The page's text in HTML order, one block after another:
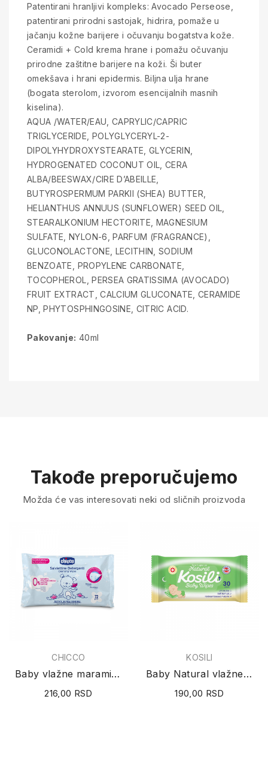
Patentirani hranljivi kompleks: Avocado Perseose,
patentirani prirodni sastojak, hidrira, pomaže u
jačanju kožne barijere i očuvanju bogatstva kože.
Ceramidi + Cold krema hrane i pomažu očuvanju
prirodne zaštitne barijere na koži. Ši buter
omekšava i hrani epidermis. Biljna ulja hrane
(bogata sterolom, izvorom esencijalnih masnih
kiselina).
AQUA /WATER/EAU, CAPRYLIC/CAPRIC
TRIGLYCERIDE, POLYGLYCERYL-2-
DIPOLYHYDROXYSTEARATE, GLYCERIN,
HYDROGENATED COCONUT OIL, CERA
ALBA/BEESWAX/CIRE D’ABEILLE,
BUTYROSPERMUM PARKII (SHEA) BUTTER,
HELIANTHUS ANNUUS (SUNFLOWER) SEED OIL,
STEARALKONIUM HECTORITE, MAGNESIUM
SULFATE, NYLON-6, PARFUM (FRAGRANCE),
GLUCONOLACTONE, LECITHIN, SODIUM
BENZOATE, PROPYLENE CARBONATE,
TOCOPHEROL, PERSEA GRATISSIMA (AVOCADO)
FRUIT EXTRACT, CALCIUM GLUCONATE, CERAMIDE
NP, PHYTOSPHINGOSINE, CITRIC ACID.
Pakovanje: 40ml
Takođe preporučujemo
Možda će vas interesovati neki od sličnih proizvoda
CHICCO
Baby vlažne maramice 72 kom.
216,00 RSD
KOSILI
Baby Natural vlažne maramice 30 komada
190,00 RSD